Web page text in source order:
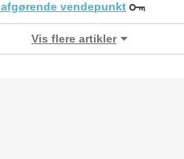
vendepunkt
Vis flere artikler